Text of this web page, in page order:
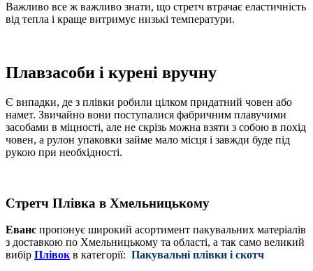
Важливо все ж важливо знати, що стретч втрачає еластичність
від тепла і краще витримує низькі температури.
Плавзасоби і курені вручну
Є випадки, де з плівки робили цілком придатний човен або
намет. Звичайно вони поступалися фабричним плавучими
засобами в міцності, але не скрізь можна взяти з собою в похід
човен, а рулон упаковки займе мало місця і завжди буде під
рукою при необхідності.
Стретч Плівка в Хмельницькому
Еванс пропонує широкий асортимент пакувальних матеріалів
з доставкою по Хмельницькому та області, а так само великий
вибір Плівок в категорії: Пакувальні плівки і скотч